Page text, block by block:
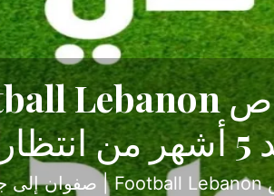
نجاح تبدأ
الأولى
حافل بالإثارة والصراع في